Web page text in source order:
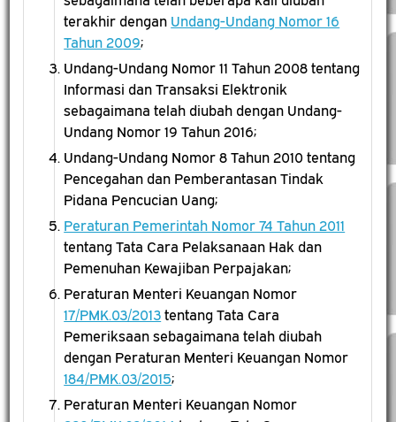
terakhir dengan Undang-Undang Nomor 16
Tahun 2009;
Undang-Undang Nomor 11 Tahun 2008 tentang
Informasi dan Transaksi Elektronik
sebagaimana telah diubah dengan Undang-
Undang Nomor 19 Tahun 2016;
Undang-Undang Nomor 8 Tahun 2010 tentang
Pencegahan dan Pemberantasan Tindak
Pidana Pencucian Uang;
Peraturan Pemerintah Nomor 74 Tahun 2011
tentang Tata Cara Pelaksanaan Hak dan
Pemenuhan Kewajiban Perpajakan;
Peraturan Menteri Keuangan Nomor
17/PMK.03/2013 tentang Tata Cara
Pemeriksaan sebagaimana telah diubah
dengan Peraturan Menteri Keuangan Nomor
184/PMK.03/2015;
Peraturan Menteri Keuangan Nomor